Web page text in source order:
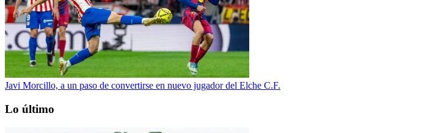
Javi Morcillo, a un paso de convertirse en nuevo jugador del Elche C.F.
Lo último